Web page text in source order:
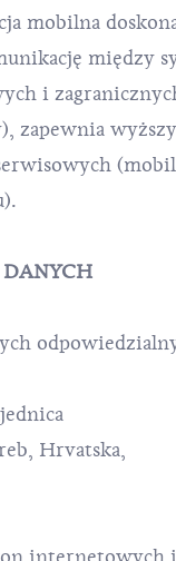
mobilna
i
zapewnia
Hrvatska,